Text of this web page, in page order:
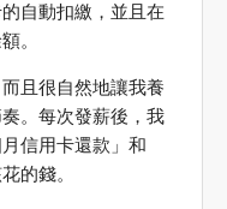
自動扣繳，並且在
。
且很自然地讓我養
。每次發薪後，我
信用卡還款」和
的錢。